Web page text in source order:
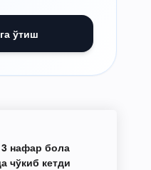
ўтиш
нафар бола
чўкиб кетди